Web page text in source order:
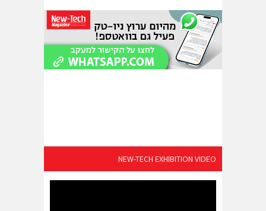
NEW-TECH EXHIBITION VIDEO